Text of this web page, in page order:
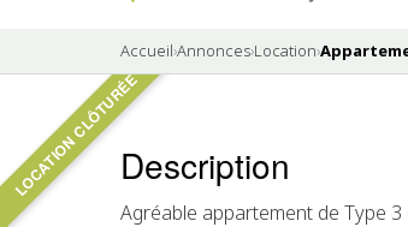
Accueil›Annonces›Location›
LOCATION CLÔTURÉE LOUÉ
Description
Agréable appartement de Type